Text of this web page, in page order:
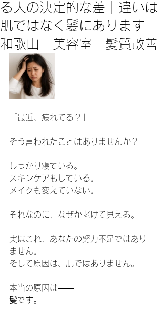
る人の決定的な差｜違いは
肌ではなく髪にあります
和歌山 美容室 髪質改善
「最近、疲れてる？」
そう言われたことはありませんか？
しっかり寝ている。
スキンケアもしている。
メイクも変えていない。
それなのに、なぜか老けて見える。
実はこれ、あなたの努力不足ではあり
ません。
そして原因は、肌ではありません。
本当の原因は――
髪です。